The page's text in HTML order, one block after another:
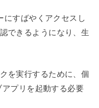
にすばやくアクセスし
できるようになり、生
を実行するために、個
プリを起動する必要